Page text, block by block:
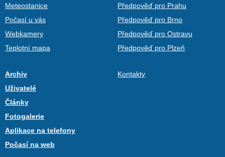
Meteostanice
Počasí u vás
Webkamery
Teplotní mapa
Předpověď pro Prahu
Předpověď pro Brno
Předpověď pro Ostravu
Předpověď pro Plzeň
Archiv
Uživatelé
Články
Fotogalerie
Aplikace na telefony
Počasí na web
Kontakty